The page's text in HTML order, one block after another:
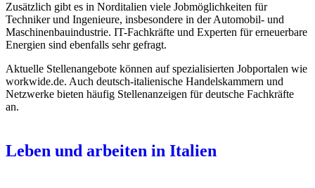
Zusätzlich gibt es in Norditalien viele Jobmöglichkeiten für
Techniker und Ingenieure, insbesondere in der Automobil- und
Maschinenbauindustrie. IT-Fachkräfte und Experten für erneuerbare
Energien sind ebenfalls sehr gefragt.
Aktuelle Stellenangebote können auf spezialisierten Jobportalen wie
workwide.de. Auch deutsch-italienische Handelskammern und
Netzwerke bieten häufig Stellenanzeigen für deutsche Fachkräfte
an.
Leben und arbeiten in Italien